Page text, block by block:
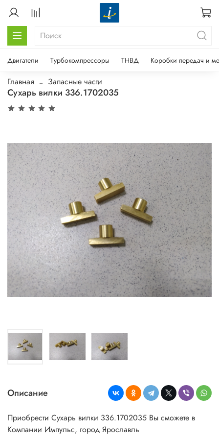
Двигатели Турбокомпрессоры ТНВД Коробки передач и
Главная Запасные части
Сухарь вилки 336.1702035
Описание
Приобрести Сухарь вилки 336.1702035 Вы сможете в
Компании Импульс, город Ярославль